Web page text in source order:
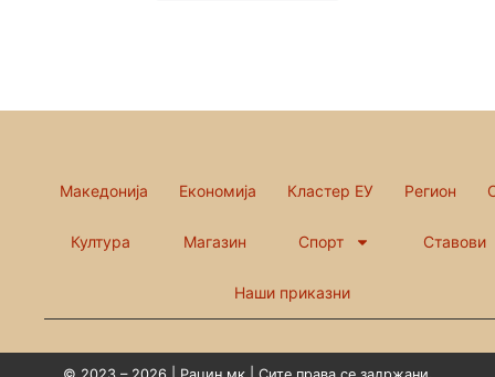
Македонија Економија Кластер ЕУ Регион
Култура Магазин Спорт Ставови
Наши приказни